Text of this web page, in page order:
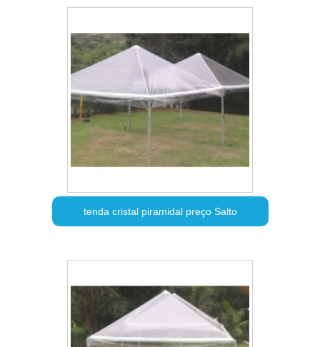
tenda cristal piramidal preço Salto